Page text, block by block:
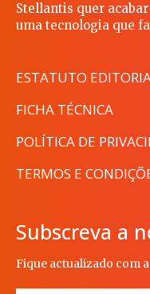
Stellantis quer
uma tecnologia que
ESTATUTO
FICHA TÉCNICA
POLÍTICA DE
TERMOS E
Subscreva a
Fique actualizado com